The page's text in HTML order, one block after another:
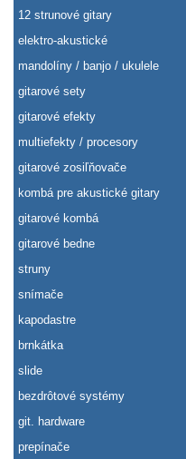
12 strunové gitary
elektro-akustické
mandolíny / banjo / ukulele
gitarové sety
gitarové efekty
multiefekty / procesory
gitarové zosiľňovače
kombá pre akustické gitary
gitarové kombá
gitarové bedne
struny
snímače
kapodastre
brnkátka
slide
bezdrôtové systémy
git. hardware
prepínače